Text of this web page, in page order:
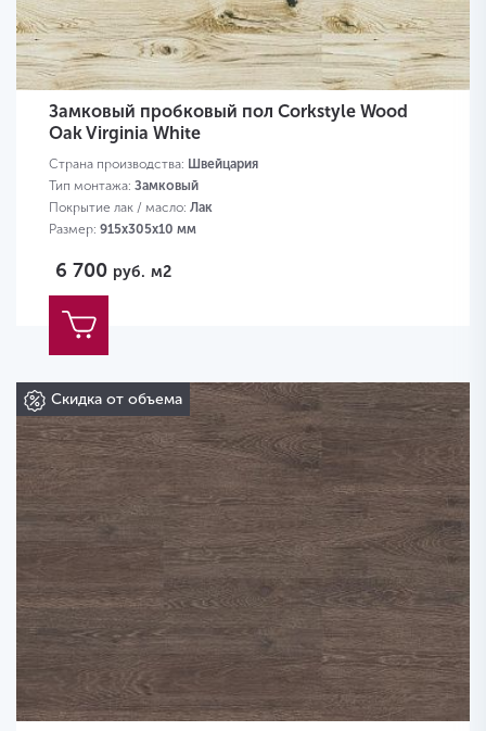
Замковый пробковый пол Corkstyle Wood
Oak Virginia White
Страна производства: Швейцария
Тип монтажа: Замковый
Покрытие лак / масло: Лак
Размер: 915х305х10 мм
6 700 руб. м2
Скидка от объема